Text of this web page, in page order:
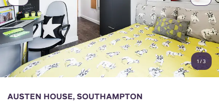
Account Lingua
English (GB)
Seleziona un paese
Prenota ora
Italian French
Portuguese
1 /3
AUSTEN HOUSE, SOUTHAMPTON